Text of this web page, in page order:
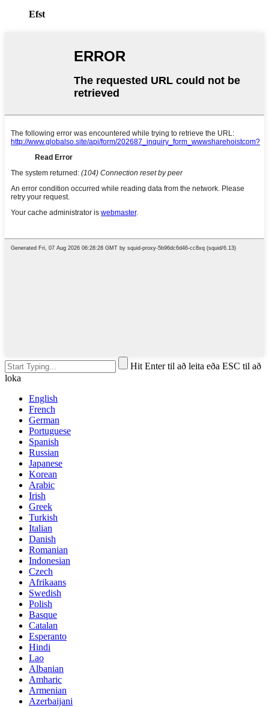
Efst
Hit Enter til að leita eða ESC til að
loka
English
French
German
Portuguese
Spanish
Russian
Japanese
Korean
Arabic
Irish
Greek
Turkish
Italian
Danish
Romanian
Indonesian
Czech
Afrikaans
Swedish
Polish
Basque
Catalan
Esperanto
Hindi
Lao
Albanian
Amharic
Armenian
Azerbaijani